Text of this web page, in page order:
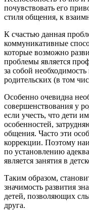
почувствовать его
стиля общения, к
К счастью данная
коммуникативные
которые возможно
проблемы является
за собой
родительских (в том
Особенно очевидна
совершенствования у
если учесть, что дети
особенностей,
общения. Часто эти
коррекции. Поэтому
по установлению
является занятия в
Таким образом,
значимость развития
детей, позволяющих
друга.